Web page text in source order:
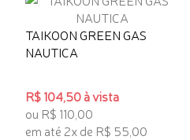
TAIKOON GREEN GAS
NAUTICA
R$ 104,50 à vista
ou R$ 110,00
em até 2x de R$ 55,00